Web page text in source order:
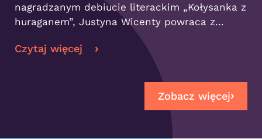
nagradzanym debiucie literackim „Kołysanka z
huraganem”, Justyna Wicenty powraca z...
Czytaj więcej
Zobacz więcej